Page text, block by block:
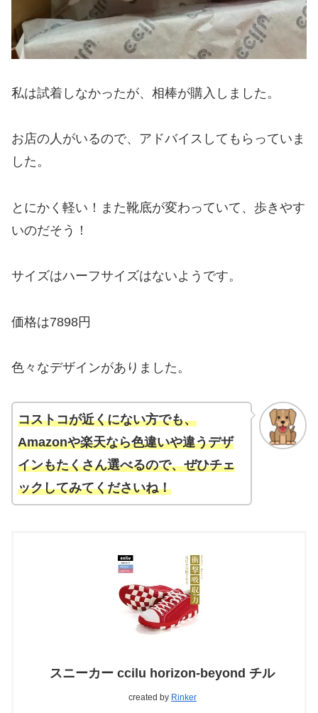
私は試着しなかったが、相棒が購入しました。
お店の人がいるので、アドバイスしてもらっていま
した。
とにかく軽い！また靴底が変わっていて、歩きやす
いのだそう！
サイズはハーフサイズはないようです。
価格は7898円
色々なデザインがありました。
コストコが近くにない方でも、
Amazonや楽天なら色違いや違うデザ
インもたくさん選べるので、ぜひチェ
ックしてみてくださいね！
スニーカー ccilu horizon-beyond チル
created by Rinker